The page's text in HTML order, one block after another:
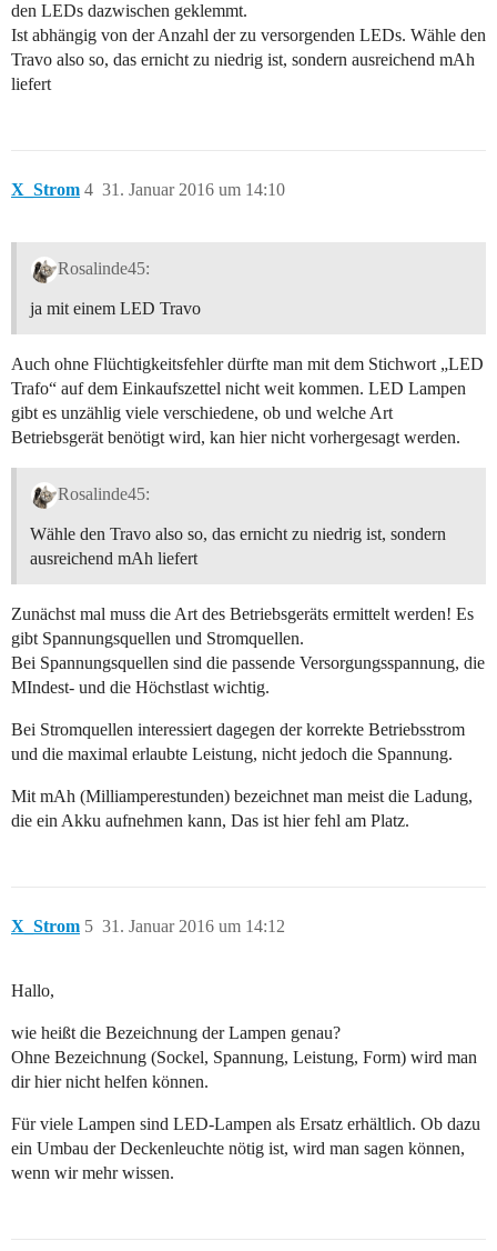
den LEDs dazwischen geklemmt.
Ist abhängig von der Anzahl der zu versorgenden LEDs. Wähle den
Travo also so, das ernicht zu niedrig ist, sondern ausreichend mAh
liefert
X_Strom 31. Januar 2016 um 14:10
4
Rosalinde45:
ja mit einem LED Travo
Auch ohne Flüchtigkeitsfehler dürfte man mit dem Stichwort „LED
Trafo“ auf dem Einkaufszettel nicht weit kommen. LED Lampen
gibt es unzählig viele verschiedene, ob und welche Art
Betriebsgerät benötigt wird, kan hier nicht vorhergesagt werden.
Rosalinde45:
Wähle den Travo also so, das ernicht zu niedrig ist, sondern
ausreichend mAh liefert
Zunächst mal muss die Art des Betriebsgeräts ermittelt werden! Es
gibt Spannungsquellen und Stromquellen.
Bei Spannungsquellen sind die passende Versorgungsspannung, die
MIndest- und die Höchstlast wichtig.
Bei Stromquellen interessiert dagegen der korrekte Betriebsstrom
und die maximal erlaubte Leistung, nicht jedoch die Spannung.
Mit mAh (Milliamperestunden) bezeichnet man meist die Ladung,
die ein Akku aufnehmen kann, Das ist hier fehl am Platz.
X_Strom 31. Januar 2016 um 14:12
5
Hallo,
wie heißt die Bezeichnung der Lampen genau?
Ohne Bezeichnung (Sockel, Spannung, Leistung, Form) wird man
dir hier nicht helfen können.
Für viele Lampen sind LED-Lampen als Ersatz erhältlich. Ob dazu
ein Umbau der Deckenleuchte nötig ist, wird man sagen können,
wenn wir mehr wissen.